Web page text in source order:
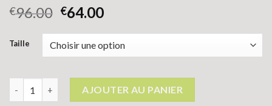
€96.00 €64.00
Taille
AJOUTER AU PANIER